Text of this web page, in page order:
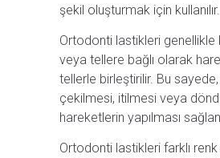
şekil oluşturmak için kullanılır.
Ortodonti lastikleri genellikle
veya tellere bağlı olarak
tellerle birleştirilir. Bu
çekilmesi, itilmesi veya
hareketlerin yapılması
Ortodonti lastikleri farklı